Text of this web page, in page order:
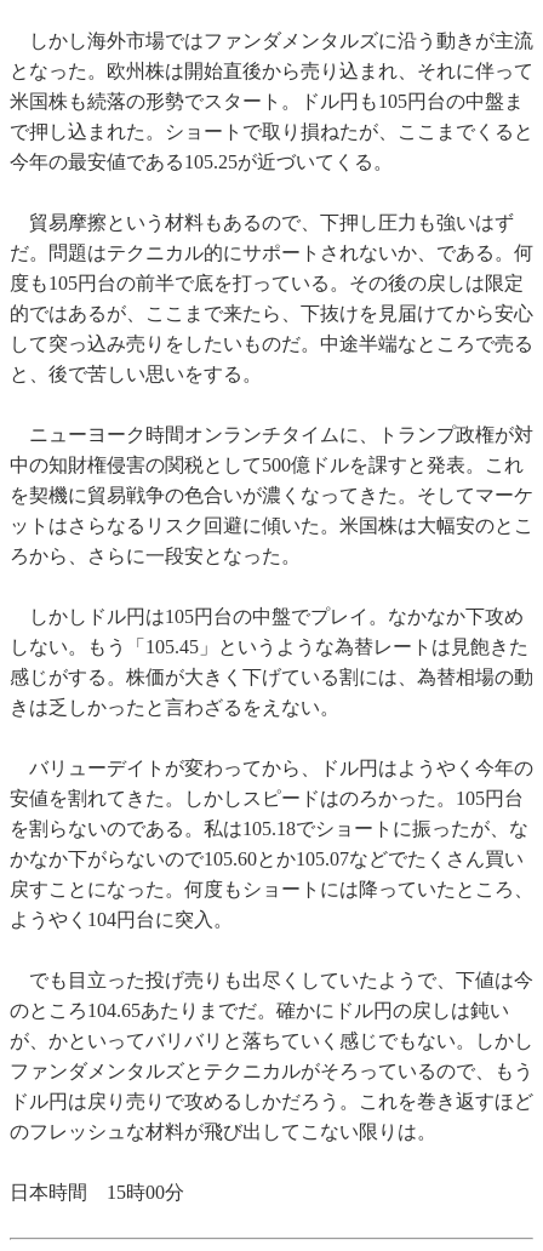
しかし海外市場ではファンダメンタルズに沿う動きが主流
となった。欧州株は開始直後から売り込まれ、それに伴って
米国株も続落の形勢でスタート。ドル円も105円台の中盤ま
で押し込まれた。ショートで取り損ねたが、ここまでくると
今年の最安値である105.25が近づいてくる。
貿易摩擦という材料もあるので、下押し圧力も強いはず
だ。問題はテクニカル的にサポートされないか、である。何
度も105円台の前半で底を打っている。その後の戻しは限定
的ではあるが、ここまで来たら、下抜けを見届けてから安心
して突っ込み売りをしたいものだ。中途半端なところで売る
と、後で苦しい思いをする。
ニューヨーク時間オンランチタイムに、トランプ政権が対
中の知財権侵害の関税として500億ドルを課すと発表。これ
を契機に貿易戦争の色合いが濃くなってきた。そしてマーケ
ットはさらなるリスク回避に傾いた。米国株は大幅安のとこ
ろから、さらに一段安となった。
しかしドル円は105円台の中盤でプレイ。なかなか下攻め
しない。もう「105.45」というような為替レートは見飽きた
感じがする。株価が大きく下げている割には、為替相場の動
きは乏しかったと言わざるをえない。
バリューデイトが変わってから、ドル円はようやく今年の
安値を割れてきた。しかしスピードはのろかった。105円台
を割らないのである。私は105.18でショートに振ったが、な
かなか下がらないので105.60とか105.07などでたくさん買い
戻すことになった。何度もショートには降っていたところ、
ようやく104円台に突入。
でも目立った投げ売りも出尽くしていたようで、下値は今
のところ104.65あたりまでだ。確かにドル円の戻しは鈍い
が、かといってバリバリと落ちていく感じでもない。しかし
ファンダメンタルズとテクニカルがそろっているので、もう
ドル円は戻り売りで攻めるしかだろう。これを巻き返すほど
のフレッシュな材料が飛び出してこない限りは。
日本時間 15時00分